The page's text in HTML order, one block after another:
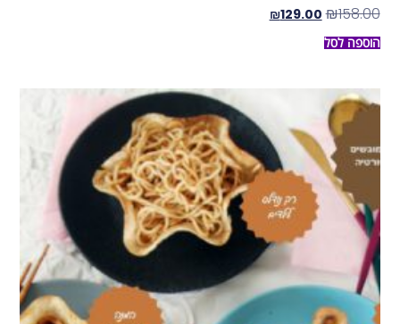
₪158.00
₪129.00
הוספה לסל